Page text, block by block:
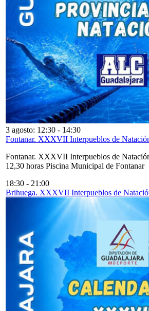
3 agosto: 12:30 - 14:30
Fontanar. XXXVII Interpueblos de
Fontanar. XXXVII Interpueblos de
12,30 horas Piscina Municipal de Fontanar
18:30 - 21:00
Brihuega. XXXVII Interpueblos de